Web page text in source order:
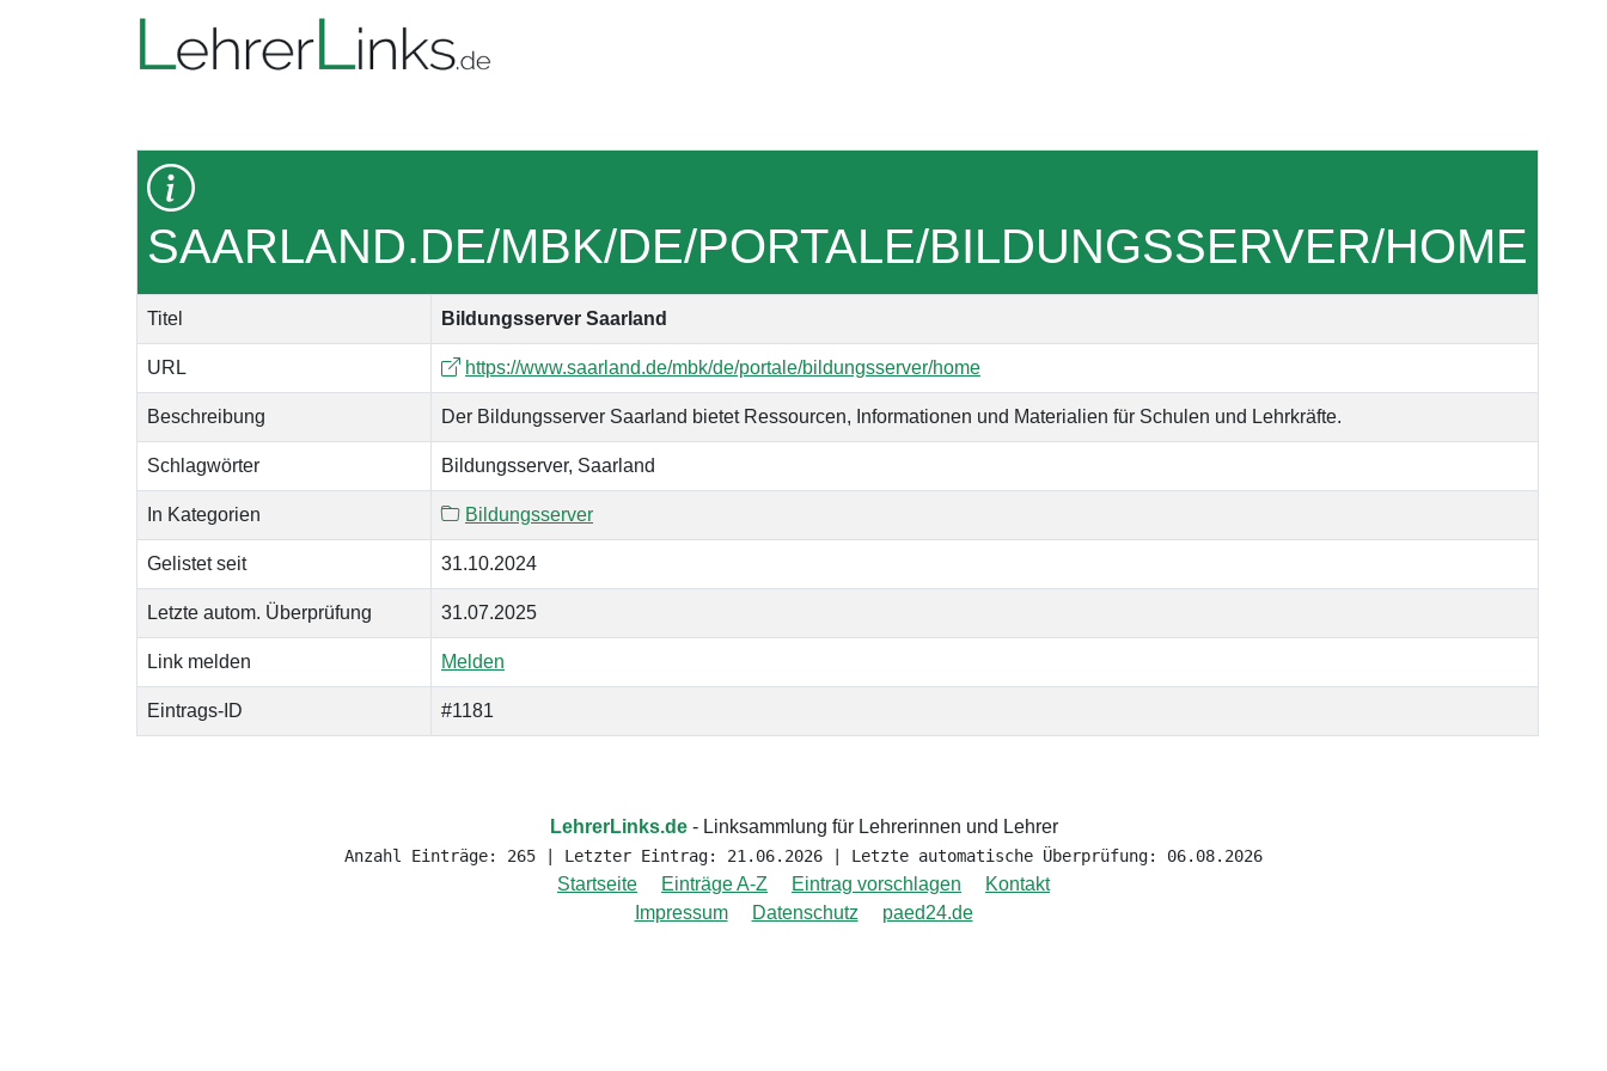
SAARLAND.DE/MBK/DE/PORTALE/BILDUNGSSERVER/HOME
Titel Bildungsserver Saarland
URL https://www.saarland.de/mbk/de/portale/bildungsserver/home
Beschreibung Der Bildungsserver Saarland bietet Ressourcen, Informationen und Materialien für Schulen und Lehrkräfte.
Schlagwörter Bildungsserver, Saarland
In Kategorien Bildungsserver
Gelistet seit 31.10.2024
Letzte autom. Überprüfung 31.07.2025
Link melden Melden
Eintrags-ID #1181
LehrerLinks.de- Linksammlung für Lehrerinnen und Lehrer
Anzahl Einträge: 265 | Letzter Eintrag: 21.06.2026 | Letzte automatische Überprüfung: 06.08.2026
Startseite Einträge A-Z Eintrag vorschlagen
Kontakt
Impressum
Datenschutz paed24.de